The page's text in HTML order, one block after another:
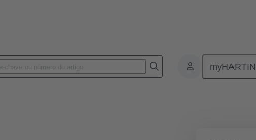
Connectors & cable assemblies for specific applications Battery connectors